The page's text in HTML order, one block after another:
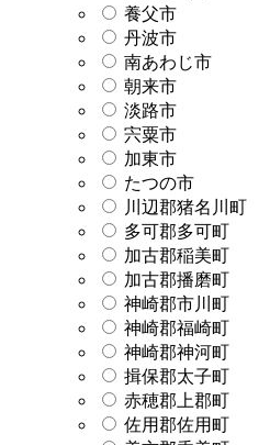
養父市
丹波市
南あわじ市
朝来市
淡路市
宍粟市
加東市
たつの市
川辺郡猪名川町
多可郡多可町
加古郡稲美町
加古郡播磨町
神崎郡市川町
神崎郡福崎町
神崎郡神河町
揖保郡太子町
赤穂郡上郡町
佐用郡佐用町